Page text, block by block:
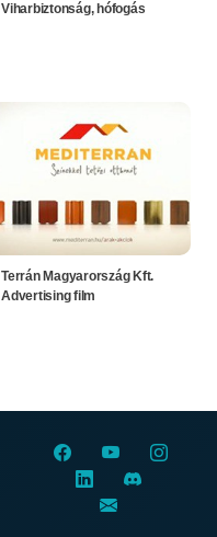
Viharbiztonság, hófogás
Terrán Magyarország Kft.
Advertising film